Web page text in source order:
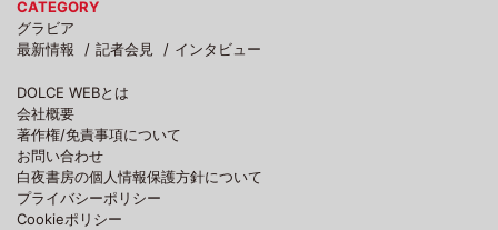
CATEGORY
グラビア
最新情報
記者会見 インタビュー
DOLCE WEBとは
会社概要
著作権/免責事項について
お問い合わせ
白夜書房の個人情報保護方針について
プライバシーポリシー
Cookieポリシー